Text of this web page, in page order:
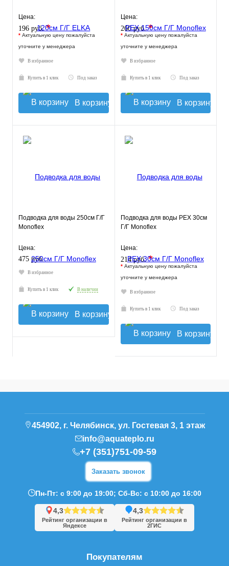
Цена:
196 руб.*
* Актуальную цену пожалуйста
уточните у менеджера
В избранное
Купить в 1 клик Под заказ
В корзину
Цена:
260 руб.*
* Актуальную цену пожалуйста
уточните у менеджера
В избранное
Купить в 1 клик Под заказ
В корзину
Подводка для воды 250см Г/Г
Monoflex
Цена:
475 руб.
В избранное
Купить в 1 клик В наличии
В корзину
Подводка для воды РЕХ 30см
Г/Г Monoflex
Цена:
214 руб.*
* Актуальную цену пожалуйста
уточните у менеджера
В избранное
Купить в 1 клик Под заказ
В корзину
Покупателям
454902, г. Челябинск, ул. Гостевая 3, 1 этаж
info@aquateplo.ru
+7 (351)751-09-59
Заказать звонок
Пн-Пт: с 9:00 до 19:00; Сб-Вс: с 10:00 до 16:00
4,3
Рейтинг организации в
Яндексе
4,3
Рейтинг организации в
2ГИС